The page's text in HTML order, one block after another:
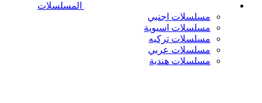
المسلسلات
مسلسلات اجنبي
مسلسلات اسيوية
مسلسلات تركيه
مسلسلات عربي
مسلسلات هندية